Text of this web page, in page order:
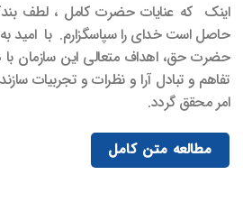
اینک که عنایات حضرت کامل ، لطف
حاصل است خدای را سپاسگزارم. با امید
حضرت حق، اهداف متعالی این سازمان
تفاهم و تبادل آرا و نظرات و تجربیات
امر محقق گردد.
مطالعه متن کامل